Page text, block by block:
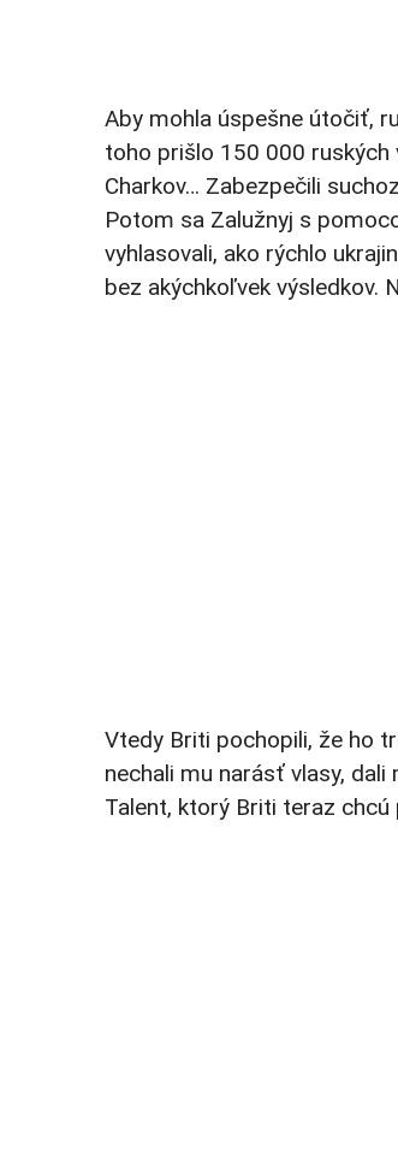
Aby mohla úspešne útočiť,
toho prišlo 150 000 ruských
Charkov… Zabezpečili
Potom sa Zalužnyj s
vyhlasovali, ako rýchlo
bez akýchkoľvek výsledkov.
Vtedy Briti pochopili, že ho
nechali mu narásť vlasy, dali
Talent, ktorý Briti teraz chcú